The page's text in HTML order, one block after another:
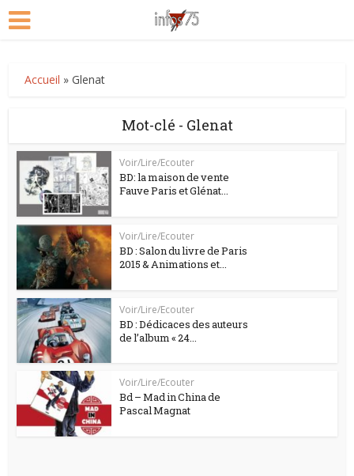
Accueil »Glenat
Mot-clé - Glenat
Voir/Lire/Ecouter
BD: la maison de vente
Fauve Paris et Glénat...
Voir/Lire/Ecouter
BD : Salon du livre de Paris
2015 & Animations et...
Voir/Lire/Ecouter
BD : Dédicaces des auteurs
de l’album « 24...
Voir/Lire/Ecouter
Bd – Mad in China de
Pascal Magnat